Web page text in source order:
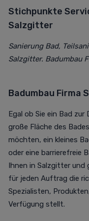
Stichpunkte
Salzgitter
Sanierung Bad,
Salzgitter. Badumbau
Badumbau Firma
Egal ob Sie ein Bad
große Fläche des
möchten, ein kleines
oder eine barrierefreie
Ihnen in Salzgitter und
für jeden Auftrag die
Spezialisten,
Verfügung stellt.